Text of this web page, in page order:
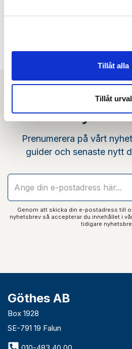
Tillåt alla
Tillåt urval
Prenumerera på vårt
guider och senaste nytt
Genom att skicka din e-postadress till
nyhetsbrev så accepterar du innehållet i
tidigare
Göthes AB
Box 1928
SE-791 19 Falun